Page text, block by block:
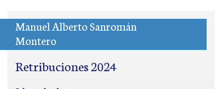
Manuel Alberto Sanromán
Montero
Retribuciones 2024